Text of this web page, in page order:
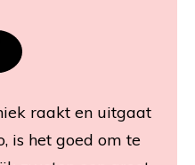
raakt en uitgaat
is het goed om te